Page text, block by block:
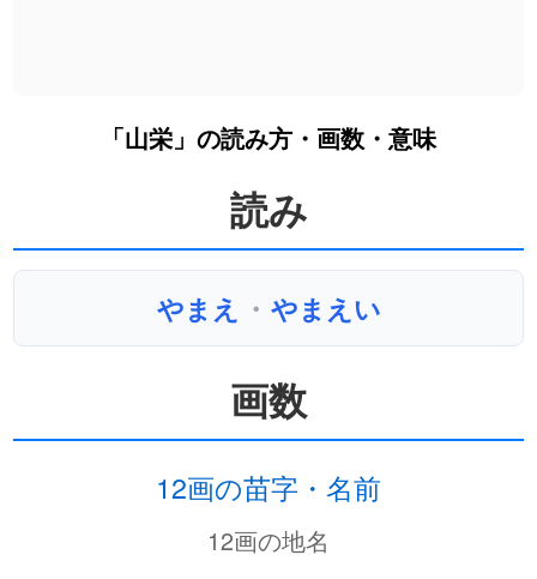
「山栄」の読み方・画数・意味
読み
やまえ ・ やまえい
画数
12画の苗字・名前
12画の地名